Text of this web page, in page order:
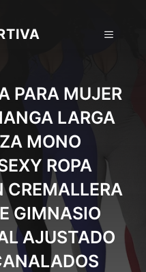
MENU
PARA MUJER
LARGA
MONO
ROPA
CREMALLERA
GIMNASIO
AJUSTADO